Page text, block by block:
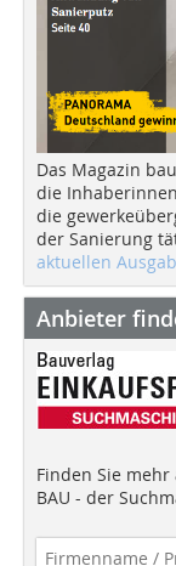
Das Magazin
die
die
der Sanierung
aktuellen
Anbieter
Finden Sie mehr
BAU - der